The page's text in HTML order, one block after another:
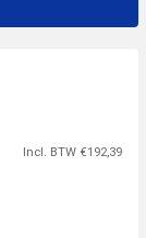
Incl. BTW €192,39